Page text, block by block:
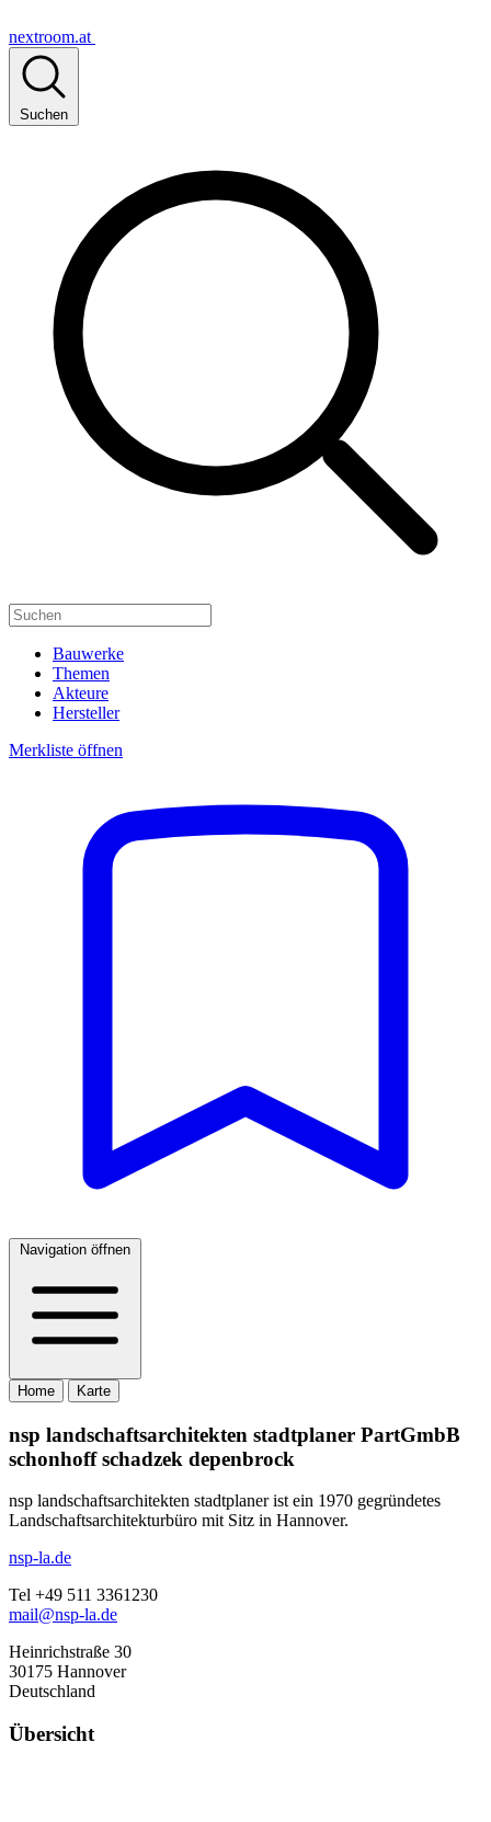
nextroom.at
Suchen
Bauwerke
Themen
Akteure
Hersteller
Merkliste öffnen
Navigation öffnen
Home Karte
nsp landschaftsarchitekten stadtplaner PartGmbB
schonhoff schadzek depenbrock
nsp landschaftsarchitekten stadtplaner ist ein 1970 gegründetes
Landschaftsarchitekturbüro mit Sitz in Hannover.
nsp-la.de
Tel +49 511 3361230
mail@nsp-la.de
Heinrichstraße 30
30175 Hannover
Deutschland
Übersicht